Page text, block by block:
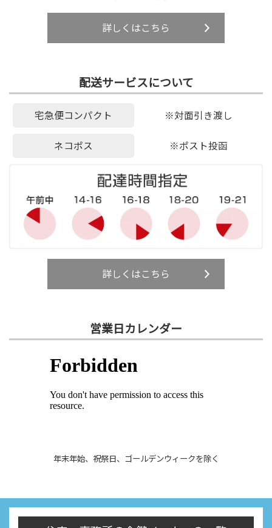
詳しくはこちら
配送サービスについて
宅急便コンパクト ※対面引き渡し
ネコポス ※ポスト投函
詳しくはこちら
営業日カレンダー
年末年始、祝祭日、ゴールデンウィークを除く